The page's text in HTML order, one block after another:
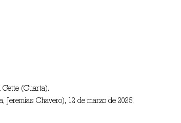
(Cuarta).
Jeremías Chavero), 12 de marzo de 2025.